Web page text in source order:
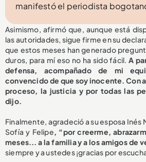
manifestó el periodista
Asimismo, afirmó que, aunque está
las autoridades, sigue firme en su
que estos meses han generado
duros, para mí eso no ha sido fácil. A
defensa, acompañado de mi
convencido de que soy inocente. Con
proceso, la justicia y por todas las
dijo.
Finalmente, agradeció a su esposa Inés
Sofía y Felipe, “por creerme,
meses... a la familia y a los amigos de
siempre y a ustedes ¡gracias por